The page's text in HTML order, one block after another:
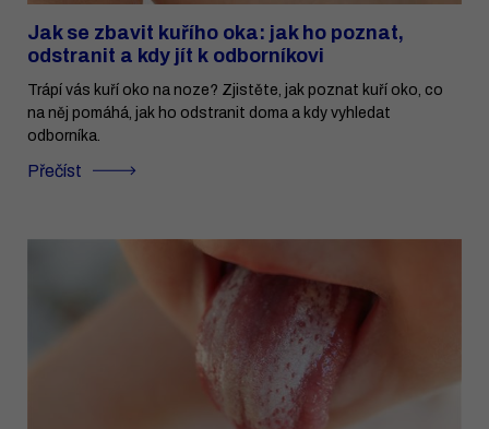
Jak se zbavit kuřího oka: jak ho poznat,
odstranit a kdy jít k odborníkovi
Trápí vás kuří oko na noze? Zjistěte, jak poznat kuří oko, co
na něj pomáhá, jak ho odstranit doma a kdy vyhledat
odborníka.
Přečíst